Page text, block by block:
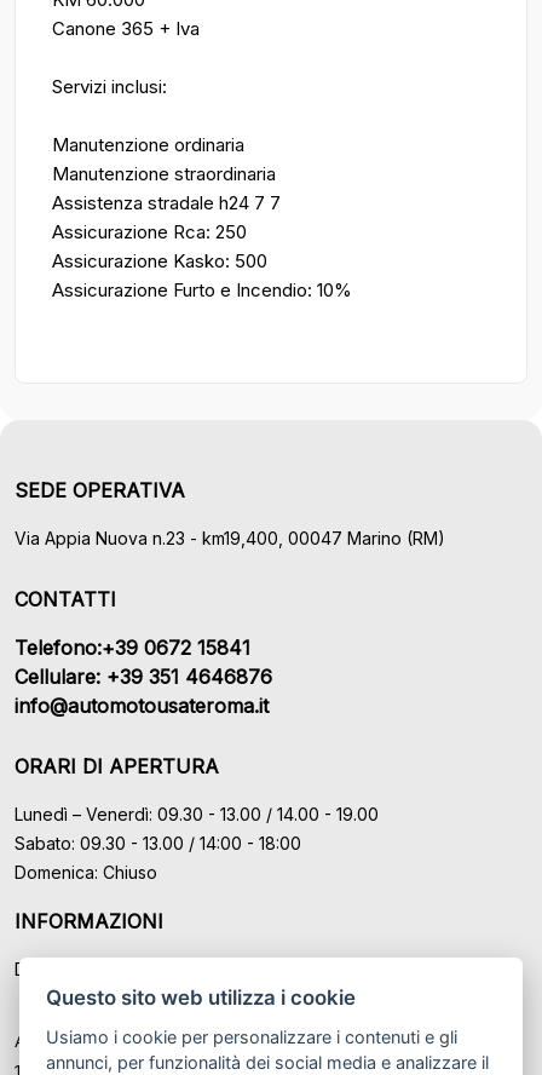
Questo sito web utilizza i cookie
Usiamo i cookie per personalizzare i contenuti e gli
annunci, per funzionalità dei social media e analizzare il
Canone 365 + Iva
Servizi inclusi:
Manutenzione ordinaria
Manutenzione straordinaria
Assistenza stradale h24 7 7
Assicurazione Rca: 250
Assicurazione Kasko: 500
Assicurazione Furto e Incendio: 10%
SEDE OPERATIVA
Via Appia Nuova n.23 - km19,400, 00047 Marino (RM)
CONTATTI
Telefono:+39 0672 15841
Cellulare: +39 351 4646876
info@automotousateroma.it
ORARI DI APERTURA
Lunedì – Venerdì: 09.30 - 13.00 / 14.00 - 19.00
Sabato: 09.30 - 13.00 / 14:00 - 18:00
Domenica: Chiuso
INFORMAZIONI
Domande Frequenti (FAQ)
Auto Moto Usate Roma Srl sede di Marino - Roma, P.IVA: IT
12489131008